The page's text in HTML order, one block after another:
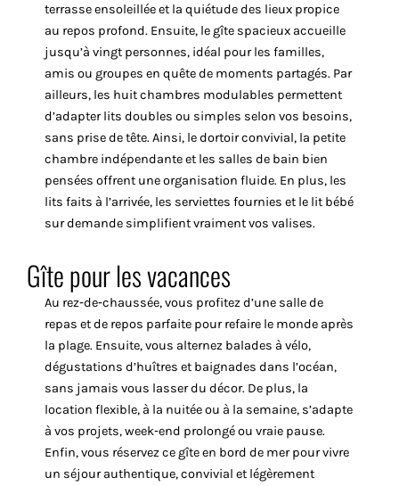
terrasse ensoleillée et la quiétude des lieux propice
au repos profond. Ensuite, le gîte spacieux accueille
jusqu’à vingt personnes, idéal pour les familles,
amis ou groupes en quête de moments partagés. Par
ailleurs, les huit chambres modulables permettent
d’adapter lits doubles ou simples selon vos besoins,
sans prise de tête. Ainsi, le dortoir convivial, la petite
chambre indépendante et les salles de bain bien
pensées offrent une organisation fluide. En plus, les
lits faits à l’arrivée, les serviettes fournies et le lit bébé
sur demande simplifient vraiment vos valises.
Gîte pour les vacances
Au rez‑de‑chaussée, vous profitez d’une salle de
repas et de repos parfaite pour refaire le monde après
la plage. Ensuite, vous alternez balades à vélo,
dégustations d’huîtres et baignades dans l’océan,
sans jamais vous lasser du décor. De plus, la
location flexible, à la nuitée ou à la semaine, s’adapte
à vos projets, week‑end prolongé ou vraie pause.
Enfin, vous réservez ce gîte en bord de mer pour vivre
un séjour authentique, convivial et légèrement